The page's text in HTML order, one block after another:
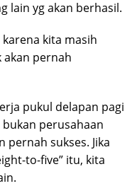
lain yg akan berhasil.
kita masih
akan pernah
pukul delapan pagi
perusahaan
pernah sukses. Jika
to-five” itu, kita